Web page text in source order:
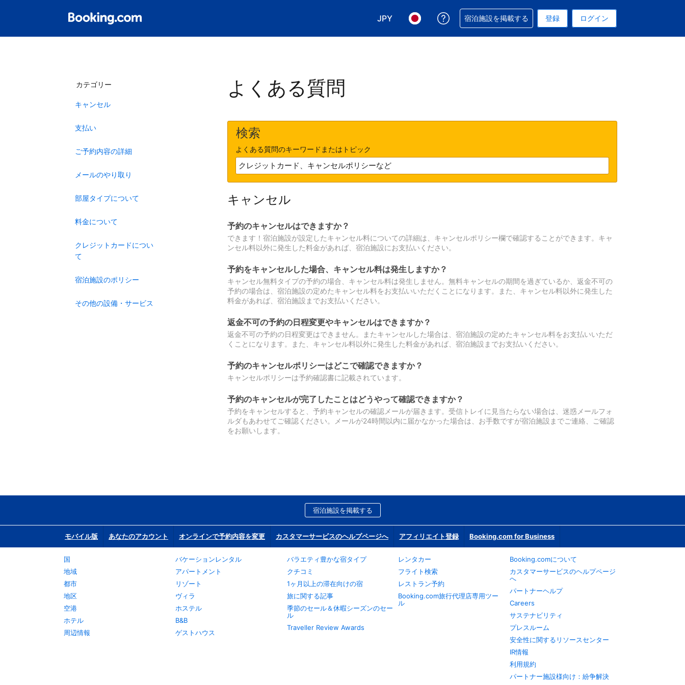
JPY
表示通貨を選択. 現在選択中の表示通貨は円です
言語を選択. 現在選択中の言語は日本語です
予約に関するサポートを受けられます
宿泊施設を掲載する 登録 ログイン
カテゴリー
キャンセル
支払い
ご予約内容の詳細
メールのやり取り
部屋タイプについて
料金について
クレジットカードについ
て
宿泊施設のポリシー
その他の設備・サービス
よくある質問
検索
よくある質問のキーワードまたはトピック
キャンセル
予約のキャンセルはできますか？
できます！宿泊施設が設定したキャンセル料についての詳細は、キャンセルポリシー欄で確認することができます。キャ
ンセル料以外に発生した料金があれば、宿泊施設にお支払いください。
予約をキャンセルした場合、キャンセル料は発生しますか？
キャンセル無料タイプの予約の場合、キャンセル料は発生しません。無料キャンセルの期間を過ぎているか、返金不可の
予約の場合は、宿泊施設の定めたキャンセル料をお支払いいただくことになります。また、キャンセル料以外に発生した
料金があれば、宿泊施設までお支払いください。
返金不可の予約の日程変更やキャンセルはできますか？
返金不可の予約の日程変更はできません。またキャンセルした場合は、宿泊施設の定めたキャンセル料をお支払いいただ
くことになります。また、キャンセル料以外に発生した料金があれば、宿泊施設までお支払いください。
予約のキャンセルポリシーはどこで確認できますか？
キャンセルポリシーは予約確認書に記載されています。
予約のキャンセルが完了したことはどうやって確認できますか？
予約をキャンセルすると、予約キャンセルの確認メールが届きます。受信トレイに見当たらない場合は、迷惑メールフォ
ルダもあわせてご確認ください。メールが24時間以内に届かなかった場合は、お手数ですが宿泊施設までご連絡、ご確認
をお願いします。
宿泊施設を掲載する
モバイル版 あなたのアカウント オンラインで予約内容を変更 カスタマーサービスのヘルプページへ アフィリエイト登録 Booking.com for Business
国
地域
都市
地区
空港
ホテル
周辺情報
バケーションレンタル
アパートメント
リゾート
ヴィラ
ホステル
B&B
ゲストハウス
バラエティ豊かな宿タイプ
クチコミ
1ヶ月以上の滞在向けの宿
旅に関する記事
季節のセール＆休暇シーズンのセー
ル
Traveller Review Awards
レンタカー
フライト検索
レストラン予約
Booking.com旅行代理店専用ツー
ル
Booking.comについて
カスタマーサービスのヘルプページ
へ
パートナーヘルプ
Careers
サステナビリティ
プレスルーム
安全性に関するリソースセンター
IR情報
利用規約
パートナー施設様向け：紛争解決